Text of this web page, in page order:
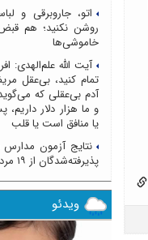
اتو، جاروبرقی و
روشن نکنید؛ هم
خاموشی‌ها
آیت الله علم‌الهدی:
تمام کنید، بی‌عقل
و ما هزار دلار
یا منافق است یا قلب
نتایج آزمون مدارس
پذیرفته‌شدگان از ۱۹ مرداد
ویدئو